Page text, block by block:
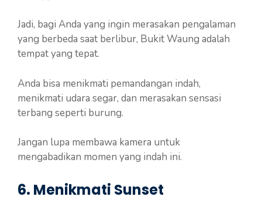
Jadi, bagi Anda yang ingin merasakan pengalaman
yang berbeda saat berlibur, Bukit Waung adalah
tempat yang tepat.
Anda bisa menikmati pemandangan indah,
menikmati udara segar, dan merasakan sensasi
terbang seperti burung.
Jangan lupa membawa kamera untuk
mengabadikan momen yang indah ini.
6. Menikmati Sunset